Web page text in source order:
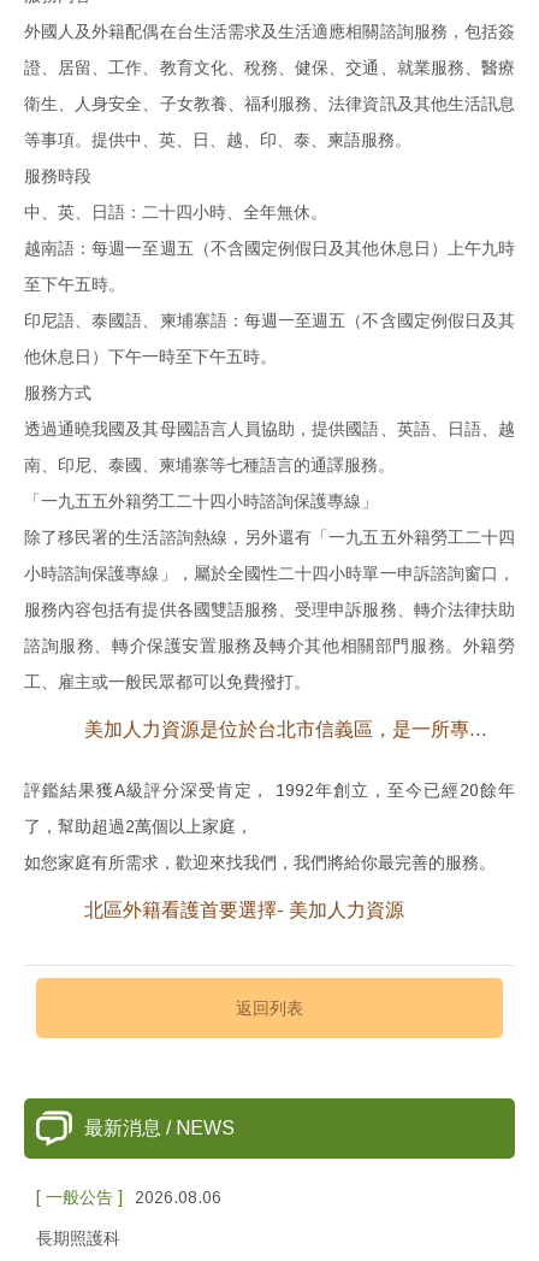
外國人及外籍配偶在台生活需求及生活適應相關諮詢服務，包括簽
證、居留、工作、教育文化、稅務、健保、交通、就業服務、醫療
衛生、人身安全、子女教養、福利服務、法律資訊及其他生活訊息
等事項。提供中、英、日、越、印、泰、柬語服務。
服務時段
中、英、日語：二十四小時、全年無休。
越南語：每週一至週五（不含國定例假日及其他休息日）上午九時
至下午五時。
印尼語、泰國語、柬埔寨語：每週一至週五（不含國定例假日及其
他休息日）下午一時至下午五時。
服務方式
透過通曉我國及其母國語言人員協助，提供國語、英語、日語、越
南、印尼、泰國、柬埔寨等七種語言的通譯服務。
「一九五五外籍勞工二十四小時諮詢保護專線」
除了移民署的生活諮詢熱線，另外還有「一九五五外籍勞工二十四
小時諮詢保護專線」，屬於全國性二十四小時單一申訴諮詢窗口，
服務內容包括有提供各國雙語服務、受理申訴服務、轉介法律扶助
諮詢服務、轉介保護安置服務及轉介其他相關部門服務。外籍勞
工、雇主或一般民眾都可以免費撥打。
美加人力資源是位於台北市信義區，是一所專業引進合法外傭的北區外勞看護專家
評鑑結果獲A級評分深受肯定， 1992年創立，至今已經20餘年
了，幫助超過2萬個以上家庭，
如您家庭有所需求，歡迎來找我們，我們將給你最完善的服務。
北區外籍看護首要選擇- 美加人力資源
返回列表
最新消息 / NEWS
[ 一般公告 ] 2026.08.06
長期照護科